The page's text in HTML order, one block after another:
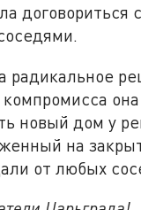
договориться с
радикальное
новый дом у
на
от любых